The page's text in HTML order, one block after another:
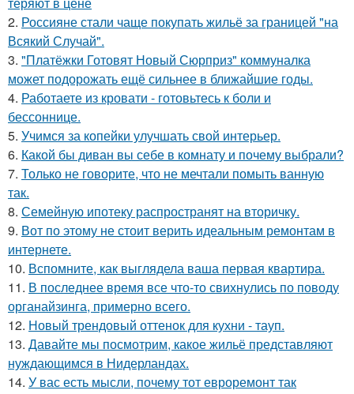
2. Россияне стали чаще покупать жильё за границей "на
Всякий Случай".
3. "Платёжки Готовят Новый Сюрприз" коммуналка
может подорожать ещё сильнее в ближайшие годы.
4. Работаете из кровати - готовьтесь к боли и
бессоннице.
5. Учимся за копейки улучшать свой интерьер.
6. Какой бы диван вы себе в комнату и почему выбрали?
7. Только не говорите, что не мечтали помыть ванную
так.
8. Семейную ипотеку распространят на вторичку.
9. Вот по этому не стоит верить идеальным ремонтам в
интернете.
10. Вспомните, как выглядела ваша первая квартира.
11. В последнее время все что-то свихнулись по поводу
органайзинга, примерно всего.
12. Новый трендовый оттенок для кухни - тауп.
13. Давайте мы посмотрим, какое жильё представляют
нуждающимся в Нидерландах.
14. У вас есть мысли, почему тот евроремонт так